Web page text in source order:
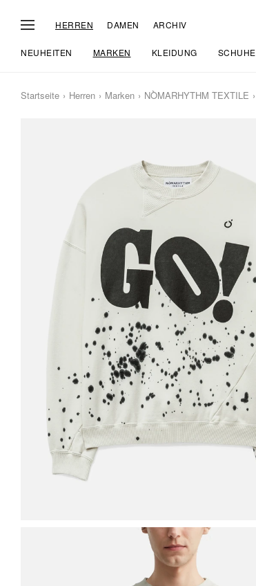
HERREN DAMEN ARCHIV
NEUHEITEN MARKEN KLEIDUNG SCHUHE
Startseite Herren Marken NÒMARHYTHM TEXTILE